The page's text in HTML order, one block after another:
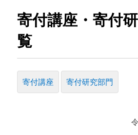
寄付講座・寄付
覧
寄付講座 寄付研究部門